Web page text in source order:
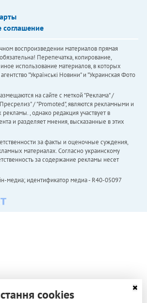
соглашение
воспроизведении материалов прямая
Перепечатка, копирование,
использование материалов, в которых
"Українськi Новини" и "Украинская Фото
на сайте с меткой "Реклама" /
/ "Promoted", являются рекламными и
, однако редакция участвует в
и разделяет мнения, высказанные в этих
за факты и оценочные суждения,
материалах. Согласно украинскому
за содержание рекламы несет
медиа; идентификатор медиа - R40-05097
cookies